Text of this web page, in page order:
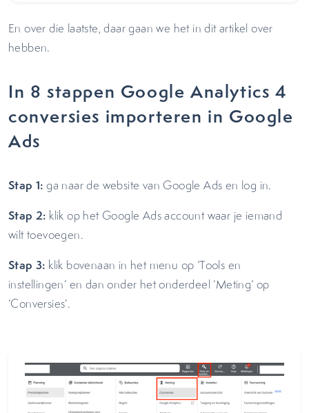
En over die laatste, daar gaan we het in dit artikel over
hebben.
In 8 stappen Google Analytics 4
conversies importeren in Google
Ads
Stap 1: ga naar de website van Google Ads en log in.
Stap 2: klik op het Google Ads account waar je iemand
wilt toevoegen.
Stap 3: klik bovenaan in het menu op ‘Tools en
instellingen’ en dan onder het onderdeel ‘Meting’ op
‘Conversies’.